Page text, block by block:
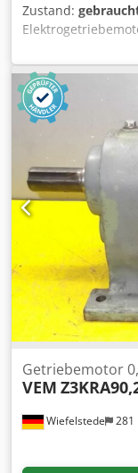
Zustand:
Getriebe: VEM -
Bauform: B5
mm -Schutzart: -
Stück -
Wiefelstede 281
Getriebemotor
VEM